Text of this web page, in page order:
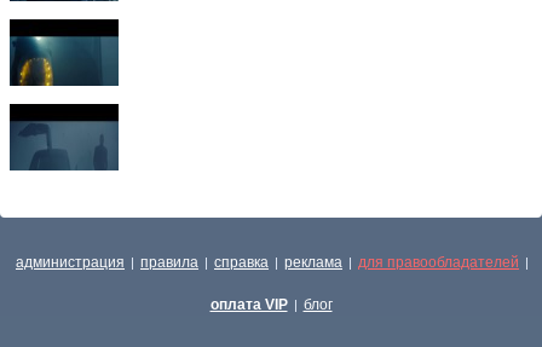
администрация | правила | справка | реклама | для правообладателей |
оплата VIP | блог